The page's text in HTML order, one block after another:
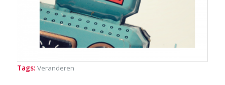
Tags: Veranderen